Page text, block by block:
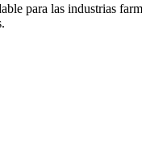
para las industrias